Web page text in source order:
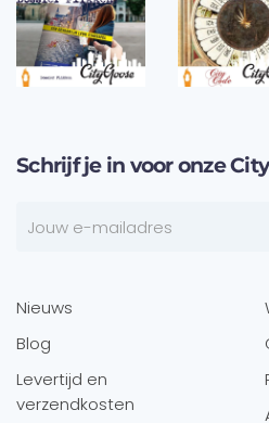
Schrijf je in voor onze
Nieuws
Blog
Levertijd en
verzendkosten